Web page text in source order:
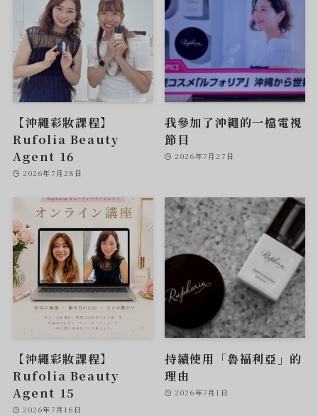
【沖繩彩妝課程】
Rufolia Beauty
Agent 16
2026年7月28日
我參加了沖繩的一檔電視
節目
2026年7月27日
【沖繩彩妝課程】
Rufolia Beauty
Agent 15
2026年7月16日
持續使用「魯福利亞」的
理由
2026年7月1日